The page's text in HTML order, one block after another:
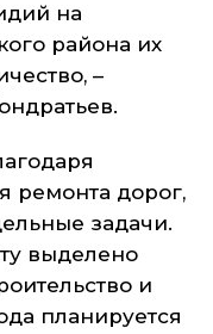
на
района их
–
ремонта дорог,
задачи.
выделено
и
планируется